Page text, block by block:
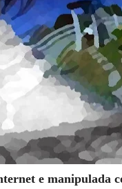
e manipulada